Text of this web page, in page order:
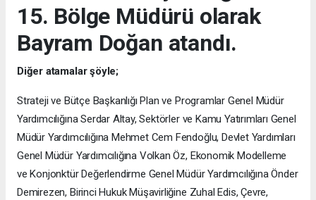
15. Bölge Müdürü olarak
Bayram Doğan atandı.
Diğer atamalar şöyle;
Strateji ve Bütçe Başkanlığı Plan ve Programlar Genel Müdür
Yardımcılığına Serdar Altay, Sektörler ve Kamu Yatırımları Genel
Müdür Yardımcılığına Mehmet Cem Fendoğlu, Devlet Yardımları
Genel Müdür Yardımcılığına Volkan Öz, Ekonomik Modelleme
ve Konjonktür Değerlendirme Genel Müdür Yardımcılığına Önder
Demirezen, Birinci Hukuk Müşavirliğine Zuhal Edis, Çevre,